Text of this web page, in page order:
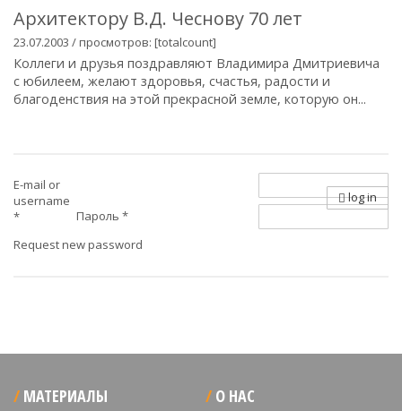
Архитектору В.Д. Чеснову 70 лет
23.07.2003 / просмотров: [totalcount]
Коллеги и друзья поздравляют Владимира Дмитриевича
с юбилеем, желают здоровья, счастья, радости и
благоденствия на этой прекрасной земле, которую он...
E-mail or
username
*
Пароль *
Request new password
log in
МАТЕРИАЛЫ О НАС